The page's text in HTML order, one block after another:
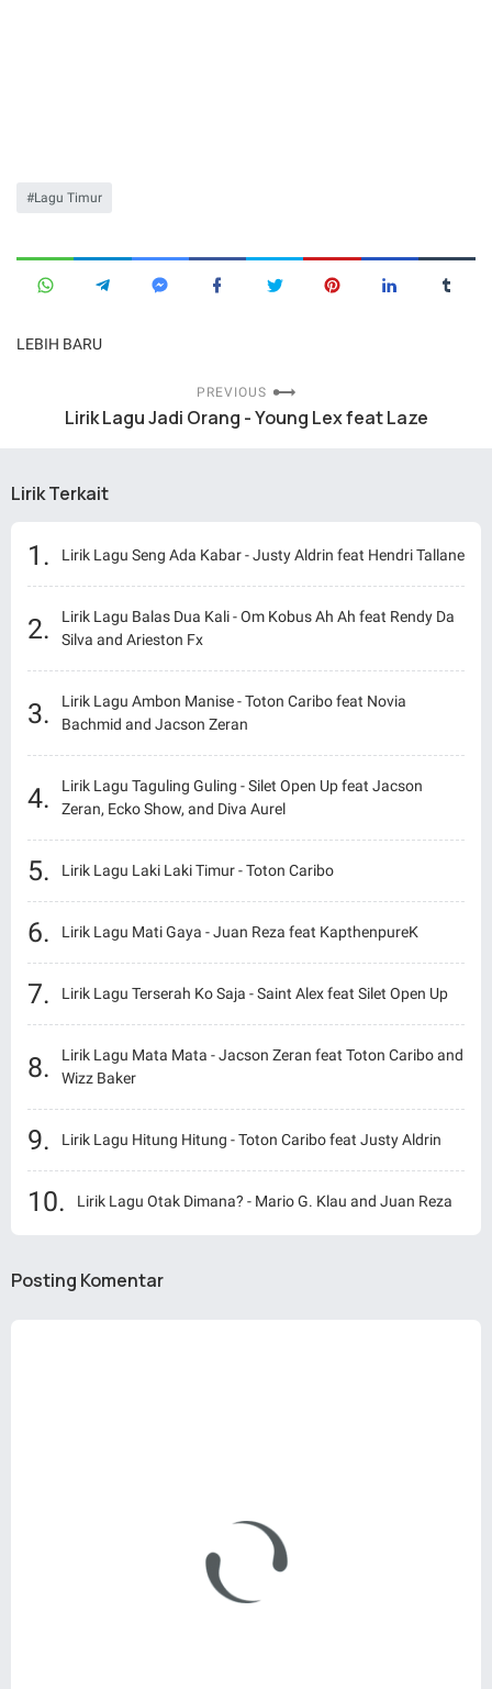
Lagu Timur
LEBIH BARU
PREVIOUS
Lirik Lagu Jadi Orang - Young Lex feat Laze
Lirik Terkait
Lirik Lagu Seng Ada Kabar - Justy Aldrin feat Hendri Tallane
Lirik Lagu Balas Dua Kali - Om Kobus Ah Ah feat Rendy Da
Silva and Arieston Fx
Lirik Lagu Ambon Manise - Toton Caribo feat Novia
Bachmid and Jacson Zeran
Lirik Lagu Taguling Guling - Silet Open Up feat Jacson
Zeran, Ecko Show, and Diva Aurel
Lirik Lagu Laki Laki Timur - Toton Caribo
Lirik Lagu Mati Gaya - Juan Reza feat KapthenpureK
Lirik Lagu Terserah Ko Saja - Saint Alex feat Silet Open Up
Lirik Lagu Mata Mata - Jacson Zeran feat Toton Caribo and
Wizz Baker
Lirik Lagu Hitung Hitung - Toton Caribo feat Justy Aldrin
Lirik Lagu Otak Dimana? - Mario G. Klau and Juan Reza
Posting Komentar